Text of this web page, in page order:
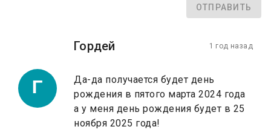
ОТПРАВИТЬ
Г
Гордей 1 год назад
Да-да получается будет день
рождения в пятого марта 2024 года
а у меня день рождения будет в 25
ноября 2025 года!